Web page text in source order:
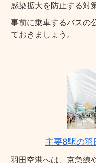
感染拡大を防止する対
事前に乗車するバスの
ておきましょう。
主要8駅の
羽田空港へは、京急線